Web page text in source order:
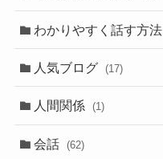
わかりやすく話す方法
人気ブログ (17)
人間関係 (1)
会話 (62)